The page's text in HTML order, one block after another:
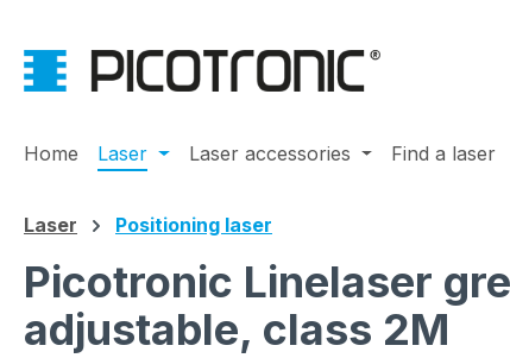
Home Laser Laser accessories Find a laser
Laser Positioning laser
Picotronic Linelaser
adjustable, class 2M